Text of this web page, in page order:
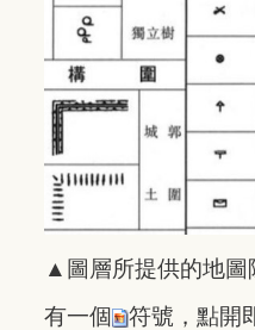
▲ 圖層所提供的地
有一個
符號，點開